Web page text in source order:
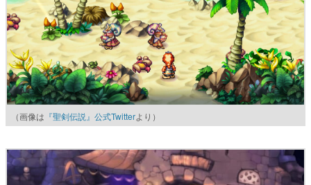
（画像は 『聖剣伝説』公式Twitterより）